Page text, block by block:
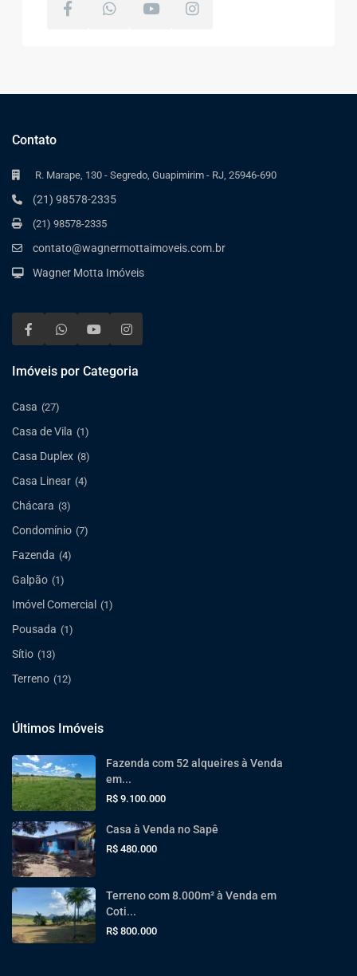
Contato
R. Marape, 130 - Segredo, Guapimirim - RJ, 25946-690
(21) 98578-2335
(21) 98578-2335
contato@wagnermottaimoveis.com.br
Wagner Motta Imóveis
Imóveis por Categoria
Casa (27)
Casa de Vila (1)
Casa Duplex (8)
Casa Linear (4)
Chácara (3)
Condomínio (7)
Fazenda (4)
Galpão (1)
Imóvel Comercial (1)
Pousada (1)
Sítio (13)
Terreno (12)
Últimos Imóveis
Fazenda com 52 alqueires à Venda
em...
R$ 9.100.000
Casa à Venda no Sapê
R$ 480.000
Terreno com 8.000m² à Venda em
Coti...
R$ 800.000